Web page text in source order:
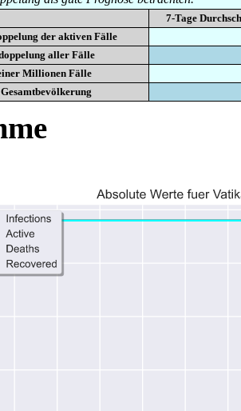
7-Tage
der aktiven Fälle
aller Fälle
Millionen Fälle